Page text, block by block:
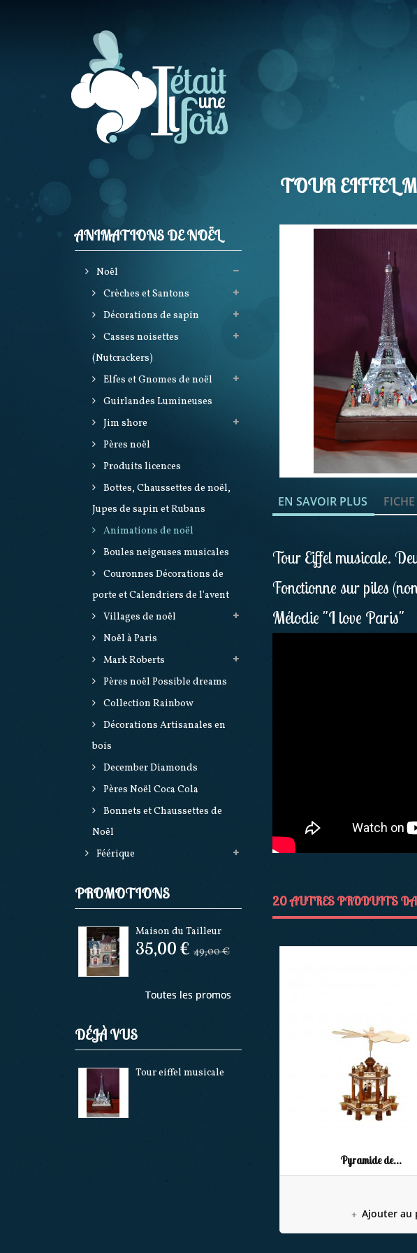
ANIMATIONS DE NOËL
Noël
Crèches et Santons
Décorations de sapin
Casses noisettes
(Nutcrackers)
Elfes et Gnomes de noël
Guirlandes Lumineuses
Jim shore
Pères noël
Produits licences
Bottes, Chaussettes de noël,
Jupes de sapin et Rubans
Animations de noël
Boules neigeuses musicales
Couronnes Décorations de
porte et Calendriers de l'avent
Villages de noël
Noël à Paris
Mark Roberts
Pères noël Possible dreams
Collection Rainbow
Décorations Artisanales en
bois
December Diamonds
Pères Noël Coca Cola
Bonnets et Chaussettes de
Noël
Féérique
PROMOTIONS
Maison du Tailleur
35,00 € 49,00 €
Toutes les promos
DÉJÀ VUS
Tour eiffel musicale
TOUR EIFFEL
EN SAVOIR PLUS
Tour Eiffel musicale.
Fonctionne sur piles
Mélodie "I love Paris"
20 AUTRES PRODUITS
Pyramide de...
Ajouter au